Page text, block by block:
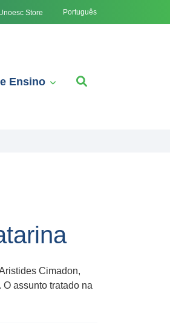
Store Português
Ensino
Cimadon,
assunto tratado na